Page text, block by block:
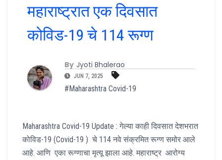
महाराष्ट्रात एक दिवसात
कोविड-19 चे 114 रूग्ण
By Jyoti Bhalerao
JUN 7, 2025
#Maharashtra Covid-19
Maharashtra Covid-19 Update : गेल्या काही दिवसात देशभरात
कोविड-19 (Covid-19 ) चे 114 नवे संक्रमित रूग्ण समोर आले
आहे. आणि एका रूग्णाचा मृत्यू झाला आहे. महाराष्ट्र आरोग्य